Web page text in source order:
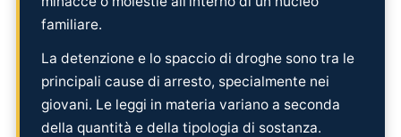
familiare.
La detenzione e lo spaccio di droghe sono tra le
principali cause di arresto, specialmente nei
giovani. Le leggi in materia variano a seconda
della quantità e della tipologia di sostanza.